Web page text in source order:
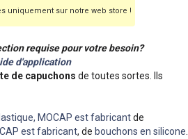
uniquement sur notre web store !
requise pour votre besoin?
d'application
de capuchons de toutes sortes. Ils
MOCAP est fabricantde
est fabricant, de bouchons en silicone.